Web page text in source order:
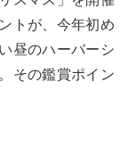
トが、今年初め
昼のハーバーシ
その鑑賞ポイン